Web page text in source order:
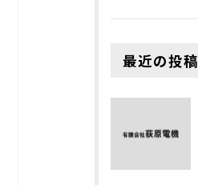
最近の投稿